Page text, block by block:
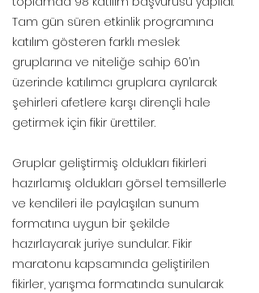
Tam gün süren etkinlik programına
katılım gösteren farklı meslek
gruplarına ve niteliğe sahip 60’ın
üzerinde katılımcı gruplara ayrılarak
şehirleri afetlere karşı dirençli hale
getirmek için fikir ürettiler.
Gruplar geliştirmiş oldukları fikirleri
hazırlamış oldukları görsel temsillerle
ve kendileri ile paylaşılan sunum
formatına uygun bir şekilde
hazırlayarak juriye sundular. Fikir
maratonu kapsamında geliştirilen
fikirler, yarışma formatında sunularak